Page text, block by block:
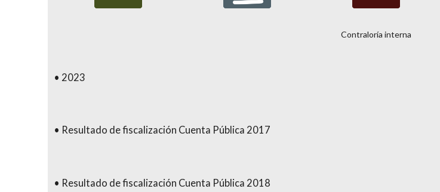
Contraloría interna
2023
Resultado de fiscalización Cuenta Pública 2017
Resultado de fiscalización Cuenta Pública 2018